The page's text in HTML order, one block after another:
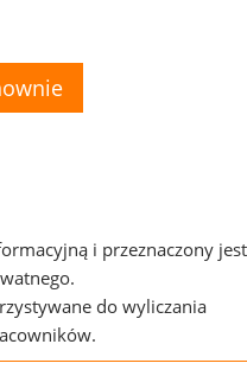
i przeznaczony jest
do wyliczania